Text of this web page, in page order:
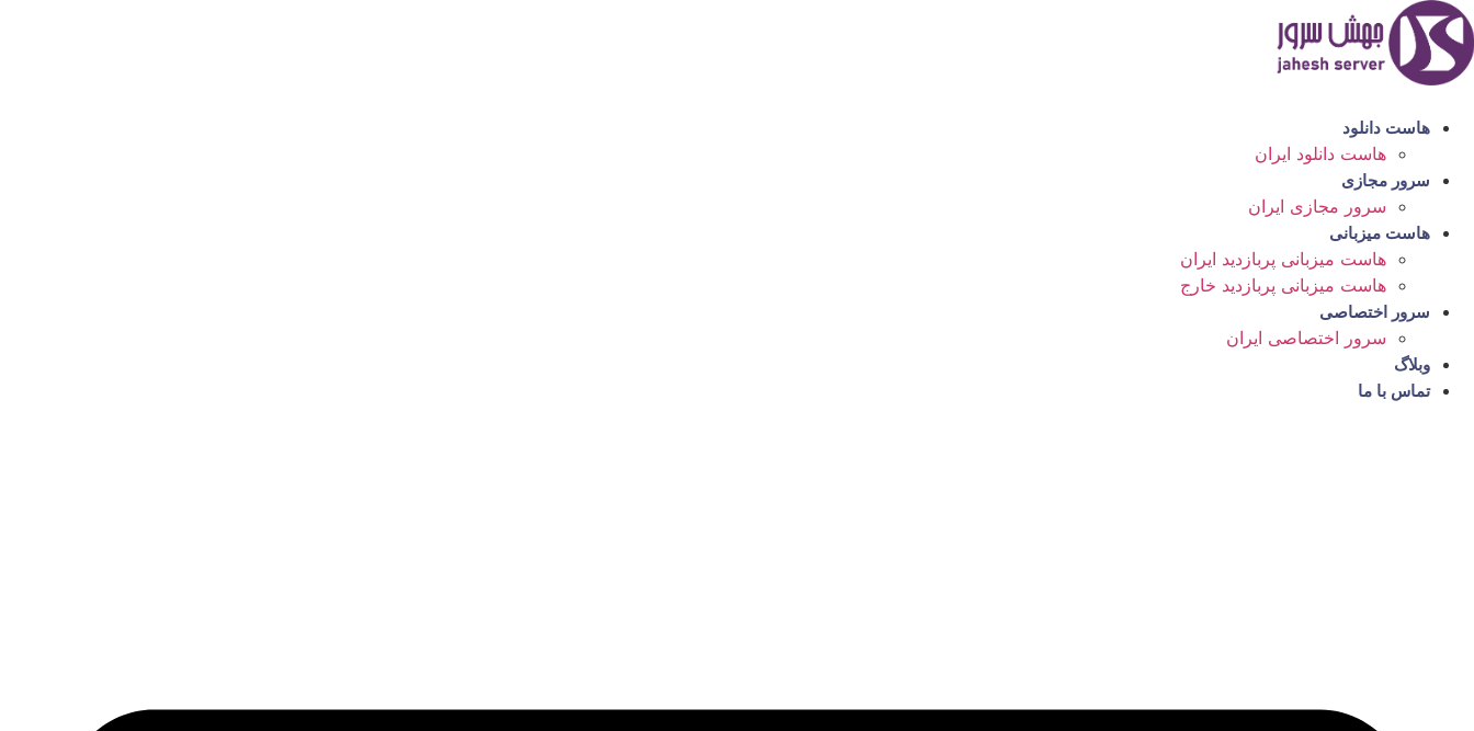
پرش
به
محتوا
هاست دانلود
هاست دانلود ایران
سرور مجازی
سرور مجازی ایران
هاست میزبانی
هاست میزبانی پربازدید ایران
هاست میزبانی پربازدید خارج
سرور اختصاصی
سرور اختصاصی ایران
وبلاگ
تماس با ما